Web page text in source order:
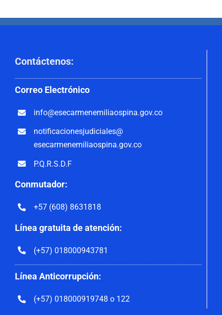
Contáctenos:
Correo Electrónico
info@esecarmenemiliaospina.gov.co
notificacionesjudiciales@
esecarmenemiliaospina.gov.co
P.Q.R.S.D.F
Conmutador:
+57 (608) 8631818
Línea gratuita de atención:
(+57) 018000943781
Línea Anticorrupción:
(+57) 018000919748 o 122